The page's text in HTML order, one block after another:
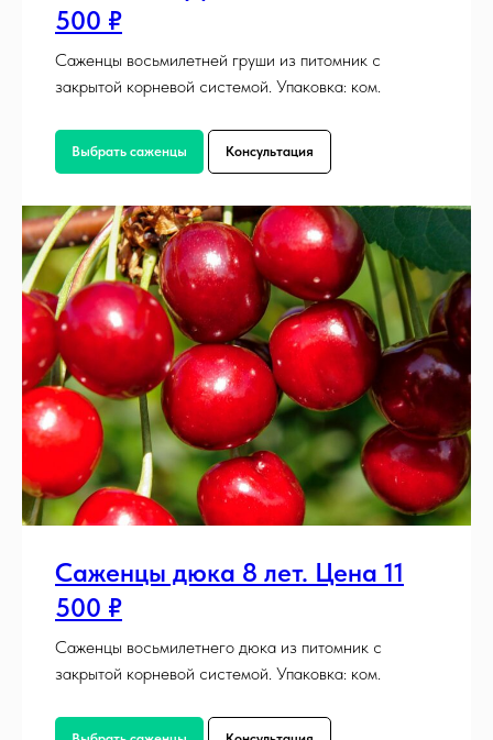
500 ₽
Саженцы восьмилетней груши из питомник с
закрытой корневой системой. Упаковка: ком.
Выбрать саженцы Консультация
Саженцы дюка 8 лет. Цена 11
500 ₽
Саженцы восьмилетнего дюка из питомник с
закрытой корневой системой. Упаковка: ком.